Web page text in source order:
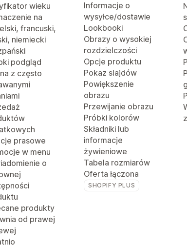
wieku
na
francuski,
niemiecki
podgląd
z często
prasowe
w menu
o
produkty
od prawej
Informacje o
wysyłce/dostawie
Lookbooki
Obrazy o wysokiej
rozdzielczości
Opcje produktu
Pokaz slajdów
Powiększenie
obrazu
Przewijanie obrazu
Próbki kolorów
Składniki lub
informacje
żywieniowe
Tabela rozmiarów
Oferta łączona
SHOPIFY PLUS